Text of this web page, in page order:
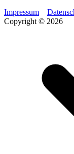
Impressum
Copyright © 2026